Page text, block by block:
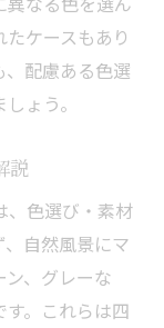
ケースもあり
、配慮ある色選
ょう。
説
、色選び・素材
自然風景にマ
、グレーな
。これらは四